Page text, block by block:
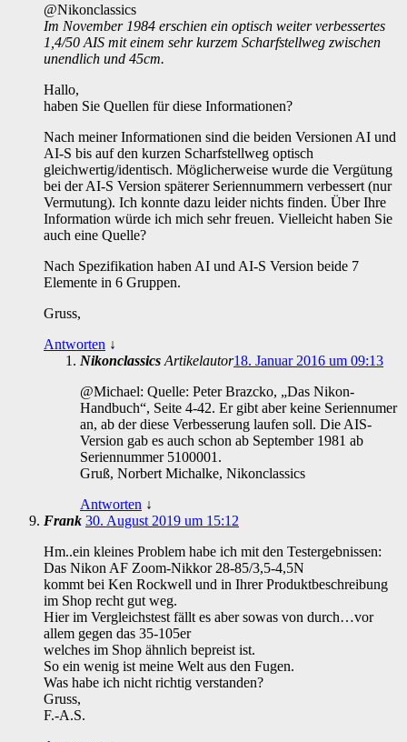
@Nikonclassics
Im November 1984 erschien ein optisch weiter verbessertes
1,4/50 AIS mit einem sehr kurzem Scharfstellweg zwischen
unendlich und 45cm.
Hallo,
haben Sie Quellen für diese Informationen?
Nach meiner Informationen sind die beiden Versionen AI und
AI-S bis auf den kurzen Scharfstellweg optisch
gleichwertig/identisch. Möglicherweise wurde die Vergütung
bei der AI-S Version späterer Seriennummern verbessert (nur
Vermutung). Ich konnte dazu leider nichts finden. Über Ihre
Information würde ich mich sehr freuen. Vielleicht haben Sie
auch eine Quelle?
Nach Spezifikation haben AI und AI-S Version beide 7
Elemente in 6 Gruppen.
Gruss,
Antworten ↓
Nikonclassics Artikelautor18. Januar 2016 um 09:13
@Michael: Quelle: Peter Brazcko, „Das Nikon-
Handbuch“, Seite 4-42. Er gibt aber keine Seriennumer
an, ab der diese Verbesserung laufen soll. Die AIS-
Version gab es auch schon ab September 1981 ab
Seriennummer 5100001.
Gruß, Norbert Michalke, Nikonclassics
Antworten ↓
Frank 30. August 2019 um 15:12
Hm..ein kleines Problem habe ich mit den Testergebnissen:
Das Nikon AF Zoom-Nikkor 28-85/3,5-4,5N
kommt bei Ken Rockwell und in Ihrer Produktbeschreibung
im Shop recht gut weg.
Hier im Vergleichstest fällt es aber sowas von durch…vor
allem gegen das 35-105er
welches im Shop ähnlich bepreist ist.
So ein wenig ist meine Welt aus den Fugen.
Was habe ich nicht richtig verstanden?
Gruss,
F.-A.S.